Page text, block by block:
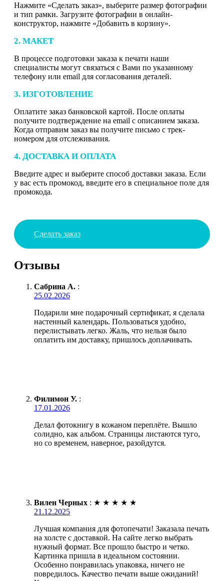
Нажмите «Сделать заказ», выберите размер фотографии
и тип рамки. Загрузите фотографии в онлайн-
конструктор, нажмите «Добавить в корзину».
2. МАКЕТ
В процессе подготовки заказа к печати наши
специалисты могут связаться с Вами по указанному
телефону или email для согласования деталей.
3. ИЗГОТОВЛЕНИЕ
Оплатите заказ банковской картой. После оплаты
получите подтверждение на email с описанием заказа.
Когда отправим заказ вы получите письмо с трек-
номером для отслеживания.
4. ДОСТАВКА И ОПЛАТА
Введите адрес и выберите способ доставки заказа. Если
у вас есть промокод, введите его в специальное поле для
промокода.
Сделать заказ
Отзывы
Сабрина А. :
25.02.2026
Подарили мне подарочный сертификат, я сделала
настенный календарь. Пользоваться удобно,
перелистывать легко. Жаль, что нельзя было
оплатить им доставку, пришлось доплачивать.
Филимон У. :
17.01.2026
Делал фотокнигу в кожаном переплёте. Вышло
солидно, как альбом. Страницы листаются туго,
но со временем, наверное, разойдутся.
Вилен Черных : ★ ★ ★ ★ ★
21.12.2025
Лучшая компания для фотопечати! Заказала печать
на холсте с доставкой. На сайте легко выбрать
нужный формат. Все прошло быстро и четко.
Картинка пришла в идеальном состоянии.
Особенно понравилась упаковка, ничего не
повредилось. Качество печати выше ожиданий!